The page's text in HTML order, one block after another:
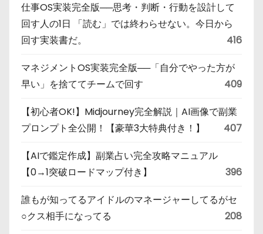
仕事OS実装完全版──思考・判断・行動を設計して
回す人の1日 「読む」では終わらせない。今日から
回す実装書だ。
416
マネジメントOS実装完全版──「自分でやった方が
早い」を捨ててチームで回す
409
【初心者OK!】Midjourney完全解説｜AI画像で副業
プロンプト全公開！【豪華3大特典付き！】
407
【AIで鑑定作成】副業占い完全攻略マニュアル
【0→1突破ロードマップ付き】
396
誰もが知ってるアイドルのマネージャーしてるがセ
○クス相手になってる
208